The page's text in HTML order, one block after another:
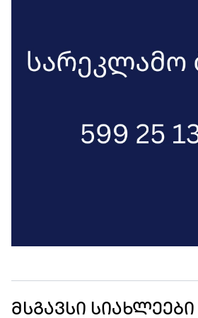
მსგავსი სიახლეები